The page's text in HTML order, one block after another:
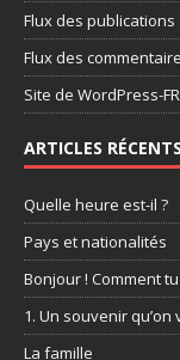
Flux des publications
Flux des
Site de WordPress-FR
ARTICLES RÉCENTS
Quelle heure est-il ?
Pays et nationalités
Bonjour ! Comment
1. Un souvenir qu’on
La famille